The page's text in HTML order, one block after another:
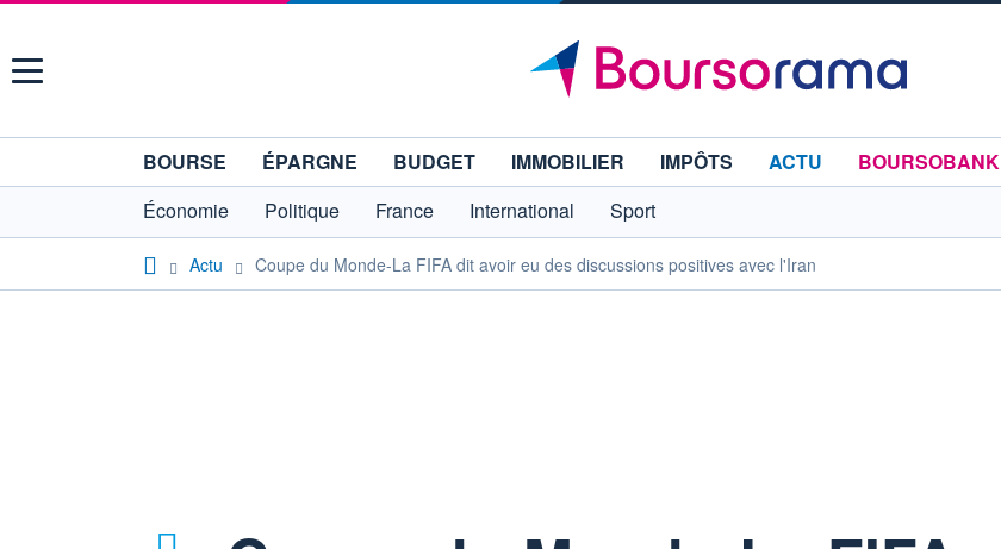
Menu
BOURSE ÉPARGNE BUDGET IMMOBILIER IMPÔTS ACTU
BOURSOBANK
Économie
Politique France International Sport
Actu Coupe du Monde-La FIFA dit avoir eu des discussions positives avec l'Iran